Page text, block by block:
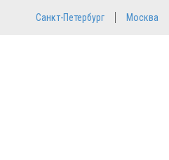
Санкт-Петербург Москва